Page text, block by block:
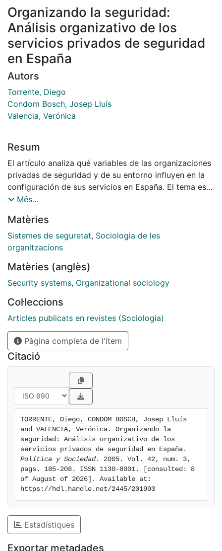
Organizando la seguridad:
Análisis organizativo de los
servicios privados de seguridad
en España
Autors
Torrente, Diego
Condom Bosch, Josep Lluís
Valencia, Verónica
Resum
El artículo analiza qué variables de las organizaciones
privadas de seguridad y de su entorno influyen en la
configuración de sus servicios en España. El tema es
importante para entender el rol que juegan los
colectiva. Los datos se extraen de una encuesta a
nivel nacional a las empresas del sector, así como de
entrevistas en profundidad a sus directivos. En el
Se demuestra que la actividad del cliente, así como el
tamaño y especialización de la empresa proveedora
analizan en base a los objetos a proteger, las
estrategias que se siguen, y las tareas que se realizan.
Més...
Matèries
Sistemes de seguretat, Sociologia de les
organitzacions
Matèries (anglès)
Security systems, Organizational sociology
Col·leccions
Articles publicats en revistes (Sociologia)
Pàgina completa de l'ítem
Citació
TORRENTE, Diego, CONDOM BOSCH, Josep Lluís
and VALENCIA, Verónica. Organizando la
seguridad: Análisis organizativo de los
Política y Sociedad . 2005. Vol. 42, num. 3,
pags. 185-208. ISSN 1130-8001. [consulted: 8
of August of 2026]. Available at:
https://hdl.handle.net/2445/201993
Estadístiques
Exportar metadades